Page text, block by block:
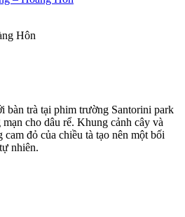
Hôn
bàn trà tại phim trường Santorini park
cho dâu rể. Khung cảnh cây và
cam đỏ của chiều tà tạo nên một bối
nhiên.